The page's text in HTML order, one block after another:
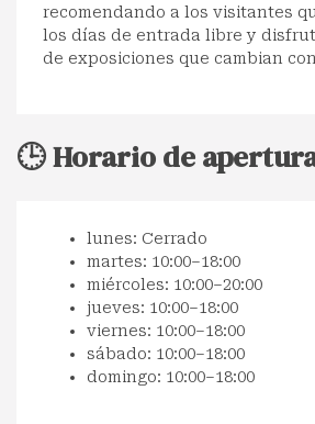
recomendando a los visitantes
los días de entrada libre y
de exposiciones que cambian
🕒 Horario de
lunes: Cerrado
martes: 10:00–18:00
miércoles: 10:00–20:00
jueves: 10:00–18:00
viernes: 10:00–18:00
sábado: 10:00–18:00
domingo: 10:00–18:00